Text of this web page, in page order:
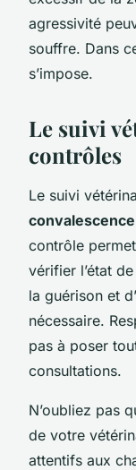
agressivité
souffre. Dans
s’impose.
Le suivi
contrôles
Le suivi
convalescence
contrôle
vérifier l’état
la guérison et
nécessaire.
pas à poser
consultations.
N’oubliez pas
de votre
attentifs aux